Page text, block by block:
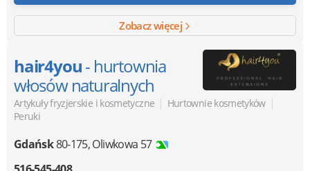
Zobacz więcej
hair4you- hurtownia
włosów naturalnych
Artykuły fryzjerskie i kosmetyczne | Hurtownie kosmetyków |
Peruki
Gdańsk80-175,Oliwkowa 57